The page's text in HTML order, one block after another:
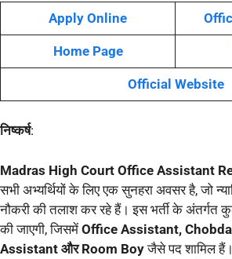
Apply Online
Home Page
Official Website
निष्कर्ष:
Madras High Court Office Assistant
सभी अभ्यर्थियों के लिए एक सुनहरा अवसर है, जो
नौकरी की तलाश कर रहे हैं। इस भर्ती के अंतर्गत
की जाएगी, जिसमें Office Assistant,
Assistant और Room Boyजैसे पद शामिल